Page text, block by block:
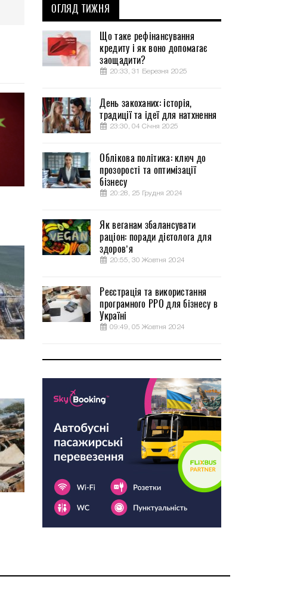
ОГЛЯД ТИЖНЯ
Що таке рефінансування
кредиту і як воно допомагає
заощадити?
20:33, 31 Березня 2025
День закоханих: історія,
традиції та ідеї для натхнення
23:30, 04 Січня 2025
Облікова політика: ключ до
прозорості та оптимізації
бізнесу
20:28, 25 Грудня 2024
Як веганам збалансувати
раціон: поради дієтолога для
здоров’я
20:55, 30 Жовтня 2024
Реєстрація та використання
програмного РРО для бізнесу в
Україні
09:49, 05 Жовтня 2024